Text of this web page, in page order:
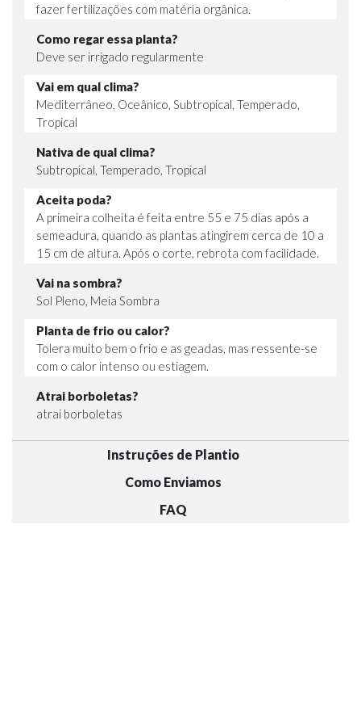
fazer fertilizações com matéria orgânica.
Como regar essa planta?
Deve ser irrigado regularmente
Vai em qual clima?
Mediterrâneo, Oceânico, Subtropical, Temperado,
Tropical
Nativa de qual clima?
Subtropical, Temperado, Tropical
Aceita poda?
A primeira colheita é feita entre 55 e 75 dias após a
semeadura, quando as plantas atingirem cerca de 10 a
15 cm de altura. Após o corte, rebrota com facilidade.
Vai na sombra?
Sol Pleno, Meia Sombra
Planta de frio ou calor?
Tolera muito bem o frio e as geadas, mas ressente-se
com o calor intenso ou estiagem.
Atrai borboletas?
atrai borboletas
Instruções de Plantio
Como Enviamos
FAQ